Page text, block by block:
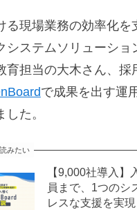
る現場業務の効率化を
システムソリューショ
育担当の大木さん、採
で成果を出す運
た。
みたい
【9,000社導入】
員まで、1つのシ
レスな支援を実